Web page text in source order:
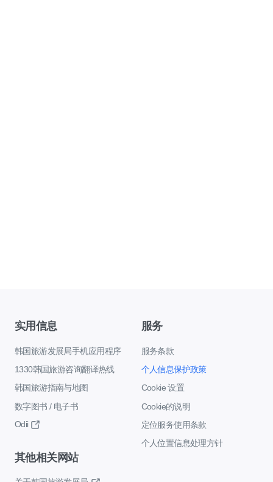
实用信息
韩国旅游发展局手机应用程序
1330韩国旅游咨询翻译热线
韩国旅游指南与地图
数字图书 / 电子书
Odii
服务
服务条款
个人信息保护政策
Cookie 设置
Cookie的说明
定位服务使用条款
个人位置信息处理方针
其他相关网站